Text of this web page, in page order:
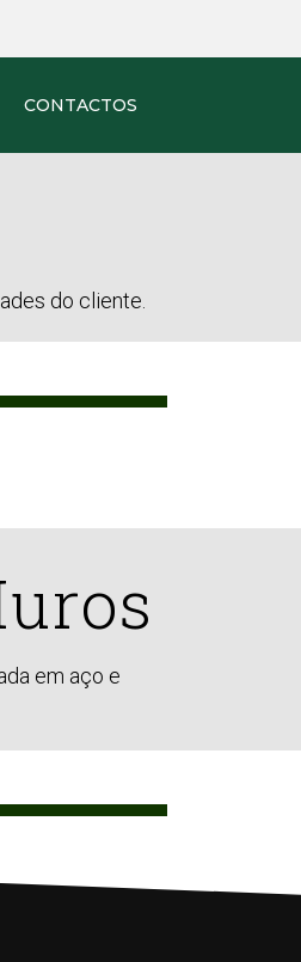
CONTACTOS
do cliente.
em aço e